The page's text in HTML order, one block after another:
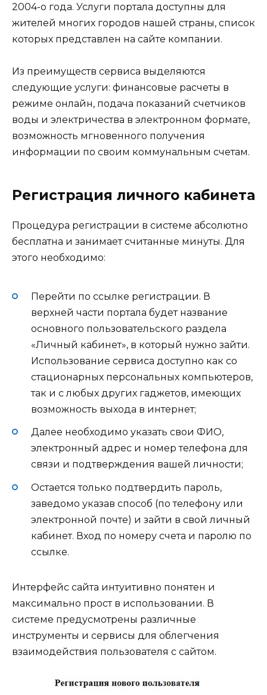
2004-о года. Услуги портала доступны для
жителей многих городов нашей страны, список
которых представлен на сайте компании.
Из преимуществ сервиса выделяются
следующие услуги: финансовые расчеты в
режиме онлайн, подача показаний счетчиков
воды и электричества в электронном формате,
возможность мгновенного получения
информации по своим коммунальным счетам.
Регистрация личного кабинета
Процедура регистрации в системе абсолютно
бесплатна и занимает считанные минуты. Для
этого необходимо:
Перейти по ссылке регистрации. В
верхней части портала будет название
основного пользовательского раздела
«Личный кабинет», в который нужно зайти.
Использование сервиса доступно как со
стационарных персональных компьютеров,
так и с любых других гаджетов, имеющих
возможность выхода в интернет;
Далее необходимо указать свои ФИО,
электронный адрес и номер телефона для
связи и подтверждения вашей личности;
Остается только подтвердить пароль,
заведомо указав способ (по телефону или
электронной почте) и зайти в свой личный
кабинет. Вход по номеру счета и паролю по
ссылке.
Интерфейс сайта интуитивно понятен и
максимально прост в использовании. В
системе предусмотрены различные
инструменты и сервисы для облегчения
взаимодействия пользователя с сайтом.